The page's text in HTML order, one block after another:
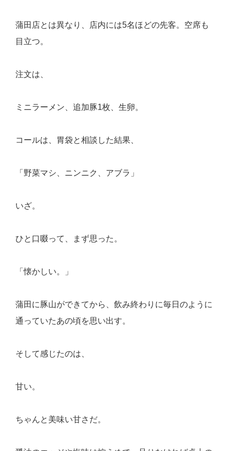
蒲田店とは異なり、店内には5名ほどの先客。空席も
目立つ。
注文は、
ミニラーメン、追加豚1枚、生卵。
コールは、胃袋と相談した結果、
「野菜マシ、ニンニク、アブラ」
いざ。
ひと口啜って、まず思った。
「懐かしい。」
蒲田に豚山ができてから、飲み終わりに毎日のように
通っていたあの頃を思い出す。
そして感じたのは、
甘い。
ちゃんと美味い甘さだ。